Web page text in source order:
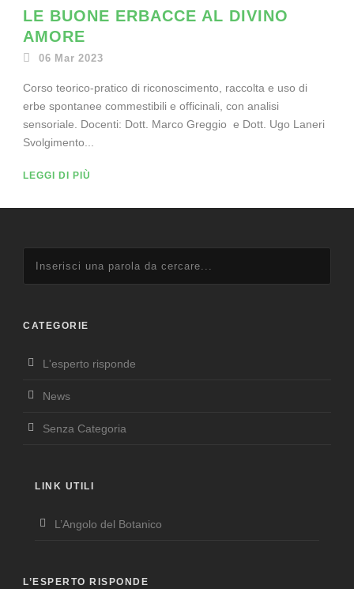
LE BUONE ERBACCE AL DIVINO
AMORE
06 Mar 2023
Corso teorico-pratico di riconoscimento, raccolta e uso di
erbe spontanee commestibili e officinali, con analisi
sensoriale. Docenti: Dott. Marco Greggio e Dott. Ugo Laneri
Svolgimento...
LEGGI DI PIÙ
CATEGORIE
L'esperto risponde
News
Senza Categoria
LINK UTILI
L’Angolo del Botanico
L’ESPERTO RISPONDE